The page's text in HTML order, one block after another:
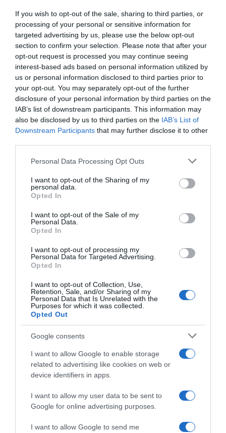
If you wish to opt-out of the sale, sharing to third parties, or
processing of your personal or sensitive information for
targeted advertising by us, please use the below opt-out
section to confirm your selection. Please note that after your
opt-out request is processed you may continue seeing
interest-based ads based on personal information utilized by
us or personal information disclosed to third parties prior to
your opt-out. You may separately opt-out of the further
disclosure of your personal information by third parties on the
IAB’s list of downstream participants. This information may
also be disclosed by us to third parties on the IAB’s List of
Downstream Participants that may further disclose it to other
Please note that this website/app uses one or more Google
not limited to your visit or usage behaviour. You may click to
grant or deny consent to Google and its third-party tags to
use your data for below specified purposes in below Google
consent section.
Personal Data Processing Opt Outs
I want to opt-out of the Sharing of my
personal data.
Opted In
I want to opt-out of the Sale of my
Personal Data.
Opted In
I want to opt-out of processing my
Personal Data for Targeted Advertising.
Opted In
I want to opt-out of Collection, Use,
Retention, Sale, and/or Sharing of my
Personal Data that Is Unrelated with the
Purposes for which it was collected.
Opted Out
Google consents
I want to allow Google to enable storage
related to advertising like cookies on web or
device identifiers in apps.
I want to allow my user data to be sent to
Google for online advertising purposes.
I want to allow Google to send me
Προσθήκη ως προτεινόμενη
πηγή στην Google
Ακολούθησε το debater.gr στοGoogle News
και μάθετε πρώτοι όλες τις ειδήσεις
ΔΙΑΦΗΜΙΣΗ
ΣΧΟΛΙΑ